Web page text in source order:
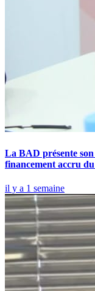
La BAD présente
financement accru
il y a 1 semaine